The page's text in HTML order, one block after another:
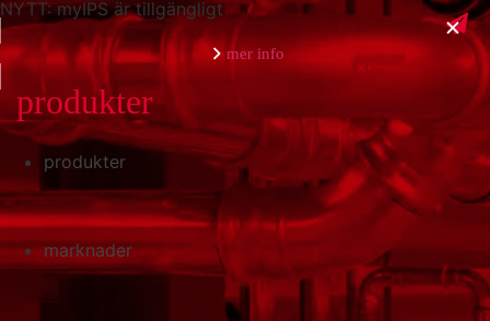
NYTT: myIPS är tillgängligt
mer info
stäng
produkter
marknader
produkter